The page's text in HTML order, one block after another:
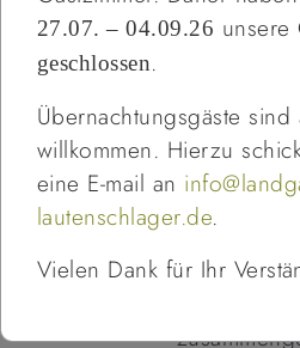
27.07. – 04.09.26 unsere
geschlossen.
Übernachtungsgäste
willkommen. Hierzu
eine E-mail an
lautenschlager.de.
Vielen Dank für Ihr